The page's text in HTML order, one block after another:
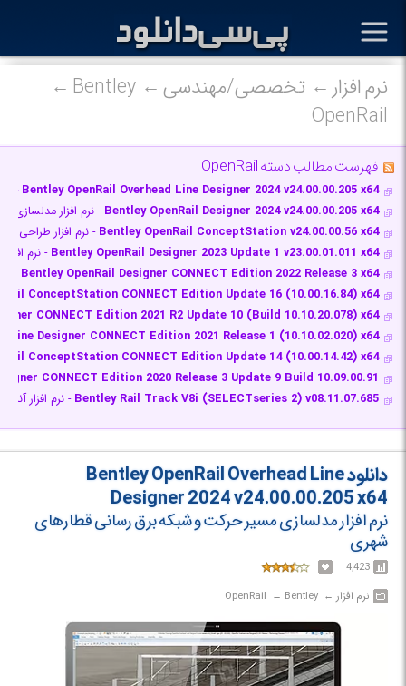
نرم افزار تخصصی/مهندسی Bentley
OpenRail
فهرست مطالب دسته OpenRail
Bentley OpenRail Overhead Line Designer 2024 v24.00.00.205 x64
-
Bentley OpenRail Designer 2024 v24.00.00.205 x64 - نرم افزار مدلسازی
Bentley OpenRail ConceptStation v24.00.00.56 x64 - نرم افزار
Bentley OpenRail Designer 2023 Update 1 v23.00.01.011 x64 - نرم
Bentley OpenRail Designer CONNECT Edition 2022 Release 3 x64
ConceptStation CONNECT Edition Update 16 (10.00.16.84) x64
CONNECT Edition 2021 R2 Update 10 (Build 10.10.20.078) x64
Line Designer CONNECT Edition 2021 Release 1 (10.10.02.020) x64
ConceptStation CONNECT Edition Update 14 (10.00.14.42) x64
CONNECT Edition 2020 Release 3 Update 9 Build 10.09.00.91
Bentley Rail Track V8i (SELECTseries 2) v08.11.07.685 - نرم افزار
دانلود Bentley OpenRail Overhead Line
Designer 2024 v24.00.00.205 x64
نرم افزار مدلسازی مسیر حرکت و شبکه برق رسانی قطارهای
شهری
4,423
نرم افزار‎ ← ‏ Bentley‎ ← ‏ OpenRail